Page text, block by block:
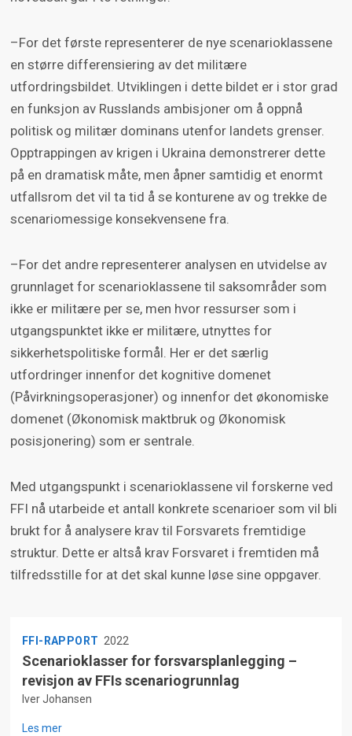
–For det første representerer de nye scenarioklassene
en større differensiering av det militære
utfordringsbildet. Utviklingen i dette bildet er i stor grad
en funksjon av Russlands ambisjoner om å oppnå
politisk og militær dominans utenfor landets grenser.
Opptrappingen av krigen i Ukraina demonstrerer dette
på en dramatisk måte, men åpner samtidig et enormt
utfallsrom det vil ta tid å se konturene av og trekke de
scenariomessige konsekvensene fra.
–For det andre representerer analysen en utvidelse av
grunnlaget for scenarioklassene til saksområder som
ikke er militære per se, men hvor ressurser som i
utgangspunktet ikke er militære, utnyttes for
sikkerhetspolitiske formål. Her er det særlig
utfordringer innenfor det kognitive domenet
(Påvirkningsoperasjoner) og innenfor det økonomiske
domenet (Økonomisk maktbruk og Økonomisk
posisjonering) som er sentrale.
Med utgangspunkt i scenarioklassene vil forskerne ved
FFI nå utarbeide et antall konkrete scenarioer som vil bli
brukt for å analysere krav til Forsvarets fremtidige
struktur. Dette er altså krav Forsvaret i fremtiden må
tilfredsstille for at det skal kunne løse sine oppgaver.
FFI-RAPPORT 2022
Scenarioklasser for forsvarsplanlegging –
revisjon av FFIs scenariogrunnlag
Iver Johansen
Les mer